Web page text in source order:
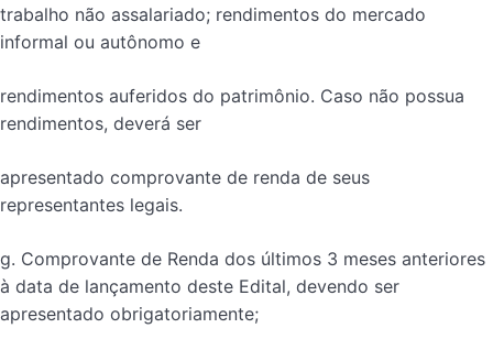
trabalho não assalariado; rendimentos do mercado
informal ou autônomo e
rendimentos auferidos do patrimônio. Caso não possua
rendimentos, deverá ser
apresentado comprovante de renda de seus
representantes legais.
g. Comprovante de Renda dos últimos 3 meses anteriores
à data de lançamento deste Edital, devendo ser
apresentado obrigatoriamente;